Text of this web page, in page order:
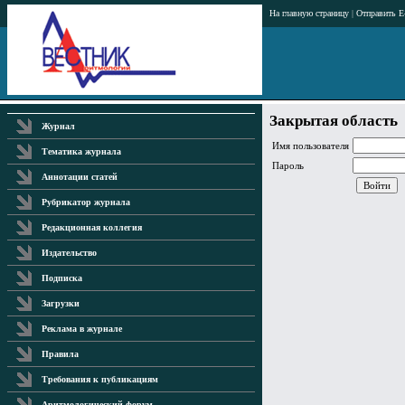
На главную страницу | Отправить
Журнал
Тематика журнала
Аннотации статей
Рубрикатор журнала
Редакционная коллегия
Издательство
Подписка
Загрузки
Реклама в журнале
Правила
Требования к публикациям
Закрытая область
Имя пользователя
Пароль